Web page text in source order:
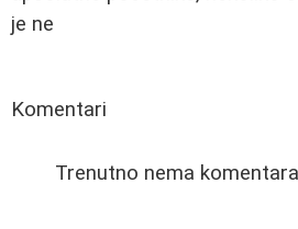
je ne
Komentari
Trenutno nema